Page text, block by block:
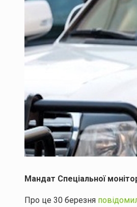
Мандат Спеціальної
Про це 30 березня